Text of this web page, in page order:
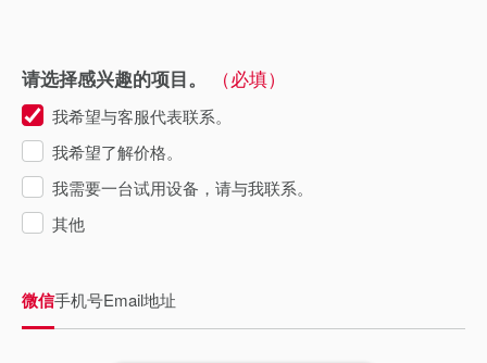
请选择感兴趣的项目。 （必填）
我希望与客服代表联系。
我希望了解价格。
我需要一台试用设备，请与我联系。
其他
微信手机号Email地址